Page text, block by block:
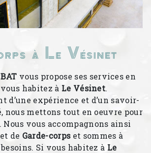
à Le Vésinet
vous propose ses services en
habitez à Le Vésinet.
d’une expérience et d’un savoir-
nous mettons tout en oeuvre pour
vous accompagnons ainsi
de Garde-corpset sommes à
Si vous habitez à Le